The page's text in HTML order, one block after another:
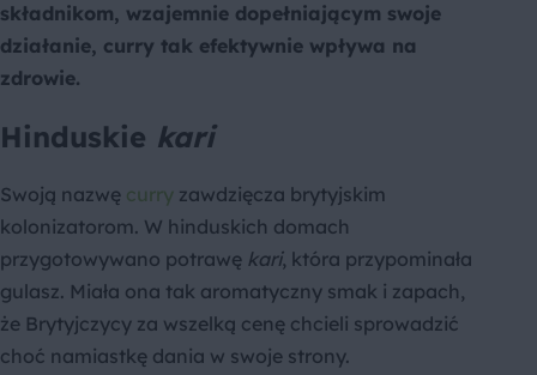
składnikom, wzajemnie dopełniającym swoje
działanie, curry tak efektywnie wpływa na
zdrowie.
Hinduskie kari
Swoją nazwę curry zawdzięcza brytyjskim
kolonizatorom. W hinduskich domach
przygotowywano potrawę kari, która przypominała
gulasz. Miała ona tak aromatyczny smak i zapach,
że Brytyjczycy za wszelką cenę chcieli sprowadzić
choć namiastkę dania w swoje strony.